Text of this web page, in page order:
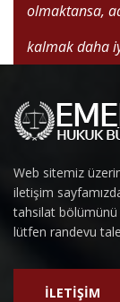
olmaktansa,
kalmak daha
Web sitemiz
iletişim
tahsilat bölümünü
lütfen randevu
İLETİŞİM